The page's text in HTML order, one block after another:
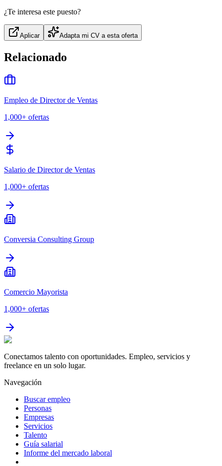
¿Te interesa este puesto?
Aplicar Adapta mi CV a esta oferta
Relacionado
Empleo de Director de Ventas
1,000+ ofertas
Salario de Director de Ventas
1,000+ ofertas
Conversia Consulting Group
Comercio Mayorista
1,000+ ofertas
Conectamos talento con oportunidades. Empleo, servicios y
freelance en un solo lugar.
Navegación
Buscar empleo
Personas
Empresas
Servicios
Talento
Guía salarial
Informe del mercado laboral